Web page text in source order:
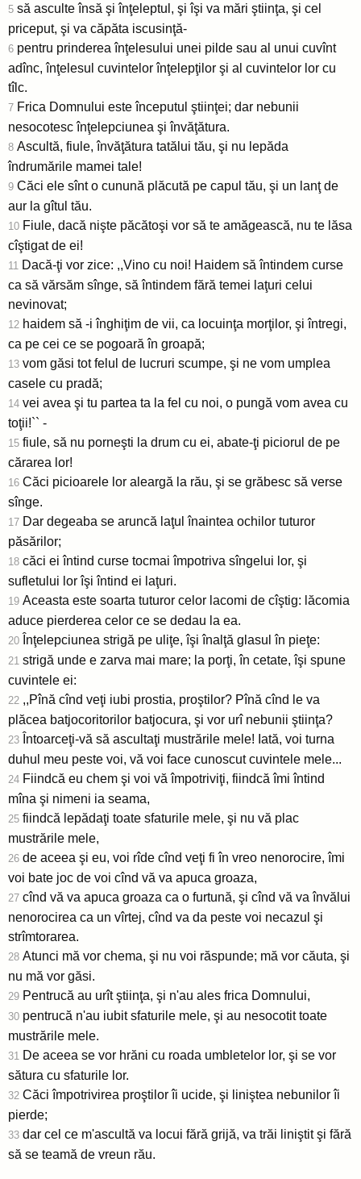
5 să asculte însă şi înţeleptul, şi îşi va mări ştiinţa, şi cel
priceput, şi va căpăta iscusinţă-
6 pentru prinderea înţelesului unei pilde sau al unui cuvînt
adînc, înţelesul cuvintelor înţelepţilor şi al cuvintelor lor cu
tîlc.
7 Frica Domnului este începutul ştiinţei; dar nebunii
nesocotesc înţelepciunea şi învăţătura.
8 Ascultă, fiule, învăţătura tatălui tău, şi nu lepăda
îndrumările mamei tale!
9 Căci ele sînt o cunună plăcută pe capul tău, şi un lanţ de
aur la gîtul tău.
10 Fiule, dacă nişte păcătoşi vor să te amăgească, nu te lăsa
cîştigat de ei!
11 Dacă-ţi vor zice: ,,Vino cu noi! Haidem să întindem curse
ca să vărsăm sînge, să întindem fără temei laţuri celui
nevinovat;
12 haidem să -i înghiţim de vii, ca locuinţa morţilor, şi întregi,
ca pe cei ce se pogoară în groapă;
13 vom găsi tot felul de lucruri scumpe, şi ne vom umplea
casele cu pradă;
14 vei avea şi tu partea ta la fel cu noi, o pungă vom avea cu
toţii!`` -
15 fiule, să nu porneşti la drum cu ei, abate-ţi piciorul de pe
cărarea lor!
16 Căci picioarele lor aleargă la rău, şi se grăbesc să verse
sînge.
17 Dar degeaba se aruncă laţul înaintea ochilor tuturor
păsărilor;
18 căci ei întind curse tocmai împotriva sîngelui lor, şi
sufletului lor îşi întind ei laţuri.
19 Aceasta este soarta tuturor celor lacomi de cîştig: lăcomia
aduce pierderea celor ce se dedau la ea.
20 Înţelepciunea strigă pe uliţe, îşi înalţă glasul în pieţe:
21 strigă unde e zarva mai mare; la porţi, în cetate, îşi spune
cuvintele ei:
22 ,,Pînă cînd veţi iubi prostia, proştilor? Pînă cînd le va
plăcea batjocoritorilor batjocura, şi vor urî nebunii ştiinţa?
23 Întoarceţi-vă să ascultaţi mustrările mele! Iată, voi turna
duhul meu peste voi, vă voi face cunoscut cuvintele mele...
24 Fiindcă eu chem şi voi vă împotriviţi, fiindcă îmi întind
mîna şi nimeni ia seama,
25 fiindcă lepădaţi toate sfaturile mele, şi nu vă plac
mustrările mele,
26 de aceea şi eu, voi rîde cînd veţi fi în vreo nenorocire, îmi
voi bate joc de voi cînd vă va apuca groaza,
27 cînd vă va apuca groaza ca o furtună, şi cînd vă va învălui
nenorocirea ca un vîrtej, cînd va da peste voi necazul şi
strîmtorarea.
28 Atunci mă vor chema, şi nu voi răspunde; mă vor căuta, şi
nu mă vor găsi.
29 Pentrucă au urît ştiinţa, şi n'au ales frica Domnului,
30 pentrucă n'au iubit sfaturile mele, şi au nesocotit toate
mustrările mele.
31 De aceea se vor hrăni cu roada umbletelor lor, şi se vor
sătura cu sfaturile lor.
32 Căci împotrivirea proştilor îi ucide, şi liniştea nebunilor îi
pierde;
33 dar cel ce m'ascultă va locui fără grijă, va trăi liniştit şi fără
să se teamă de vreun rău.